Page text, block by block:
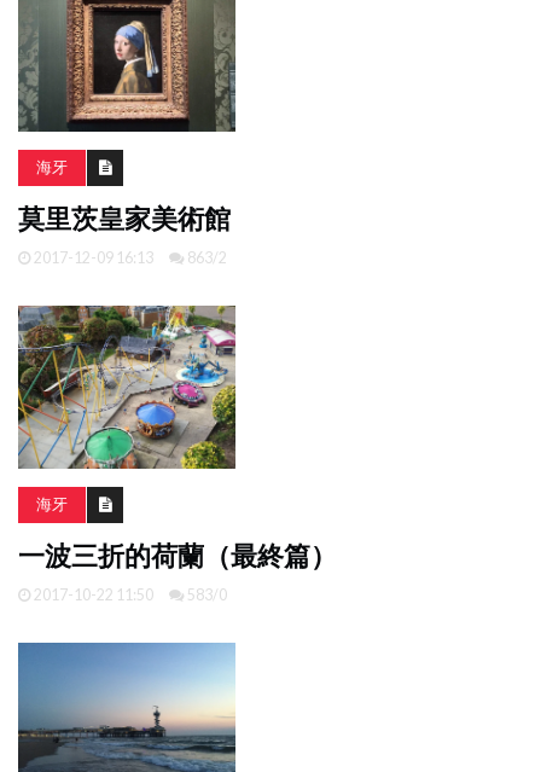
海牙
莫里茨皇家美術館
2017-12-09 16:13 863/2
海牙
一波三折的荷蘭（最終篇）
2017-10-22 11:50 583/0